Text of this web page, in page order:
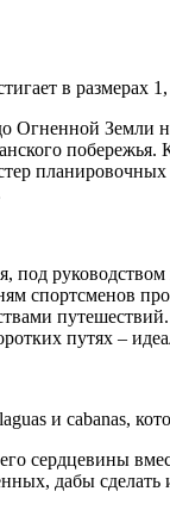
в размерах
Земли
спортсменов
путях –
и cabanas,
сердцевины
дабы